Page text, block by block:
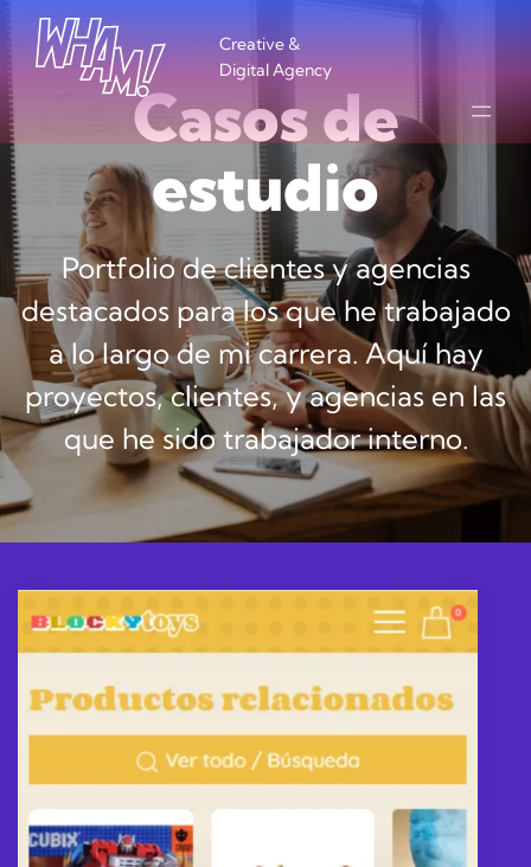
Creative &
Digital Agency
Casos de
estudio
Portfolio de clientes y agencias
destacados para los que he trabajado
a lo largo de mi carrera. Aquí hay
proyectos, clientes, y agencias en las
que he sido trabajador interno.